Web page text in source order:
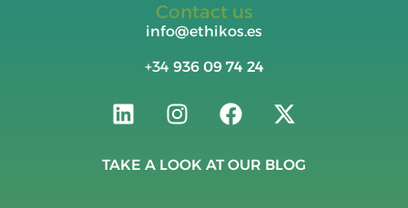
Contact us
info@ethikos.es
+34 936 09 74 24
TAKE A LOOK AT OUR BLOG